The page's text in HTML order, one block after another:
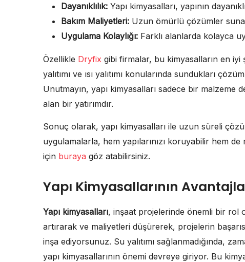
Dayanıklılık: Yapı kimyasalları, yapının
Bakım Maliyetleri: Uzun ömürlü çözümler
Uygulama Kolaylığı: Farklı alanlarda kolayca
Özellikle Dryfix gibi firmalar, bu kimyasalların en
yalıtımı ve ısı yalıtımı konularında sundukları
Unutmayın, yapı kimyasalları sadece bir malzeme
alan bir yatırımdır.
Sonuç olarak, yapı kimyasalları ile uzun süreli
uygulamalarla, hem yapılarınızı koruyabilir hem
için buraya göz atabilirsiniz.
Yapı Kimyasallarının
Yapı kimyasalları, inşaat projelerinde önemli bir rol
artırarak ve maliyetleri düşürerek, projelerin
inşa ediyorsunuz. Su yalıtımı sağlanmadığında,
yapı kimyasallarının önemi devreye giriyor. Bu